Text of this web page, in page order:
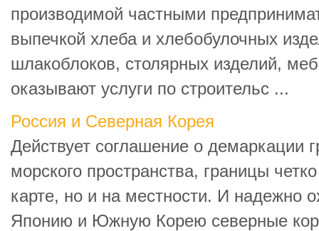
производимой частными
выпечкой хлеба и хлебобулочных
шлакоблоков, столярных изделий,
оказывают услуги по строительс ...
Россия и Северная Корея
Действует соглашение о демаркации
морского пространства, границы
карте, но и на местности. И надежно
Японию и Южную Корею северные